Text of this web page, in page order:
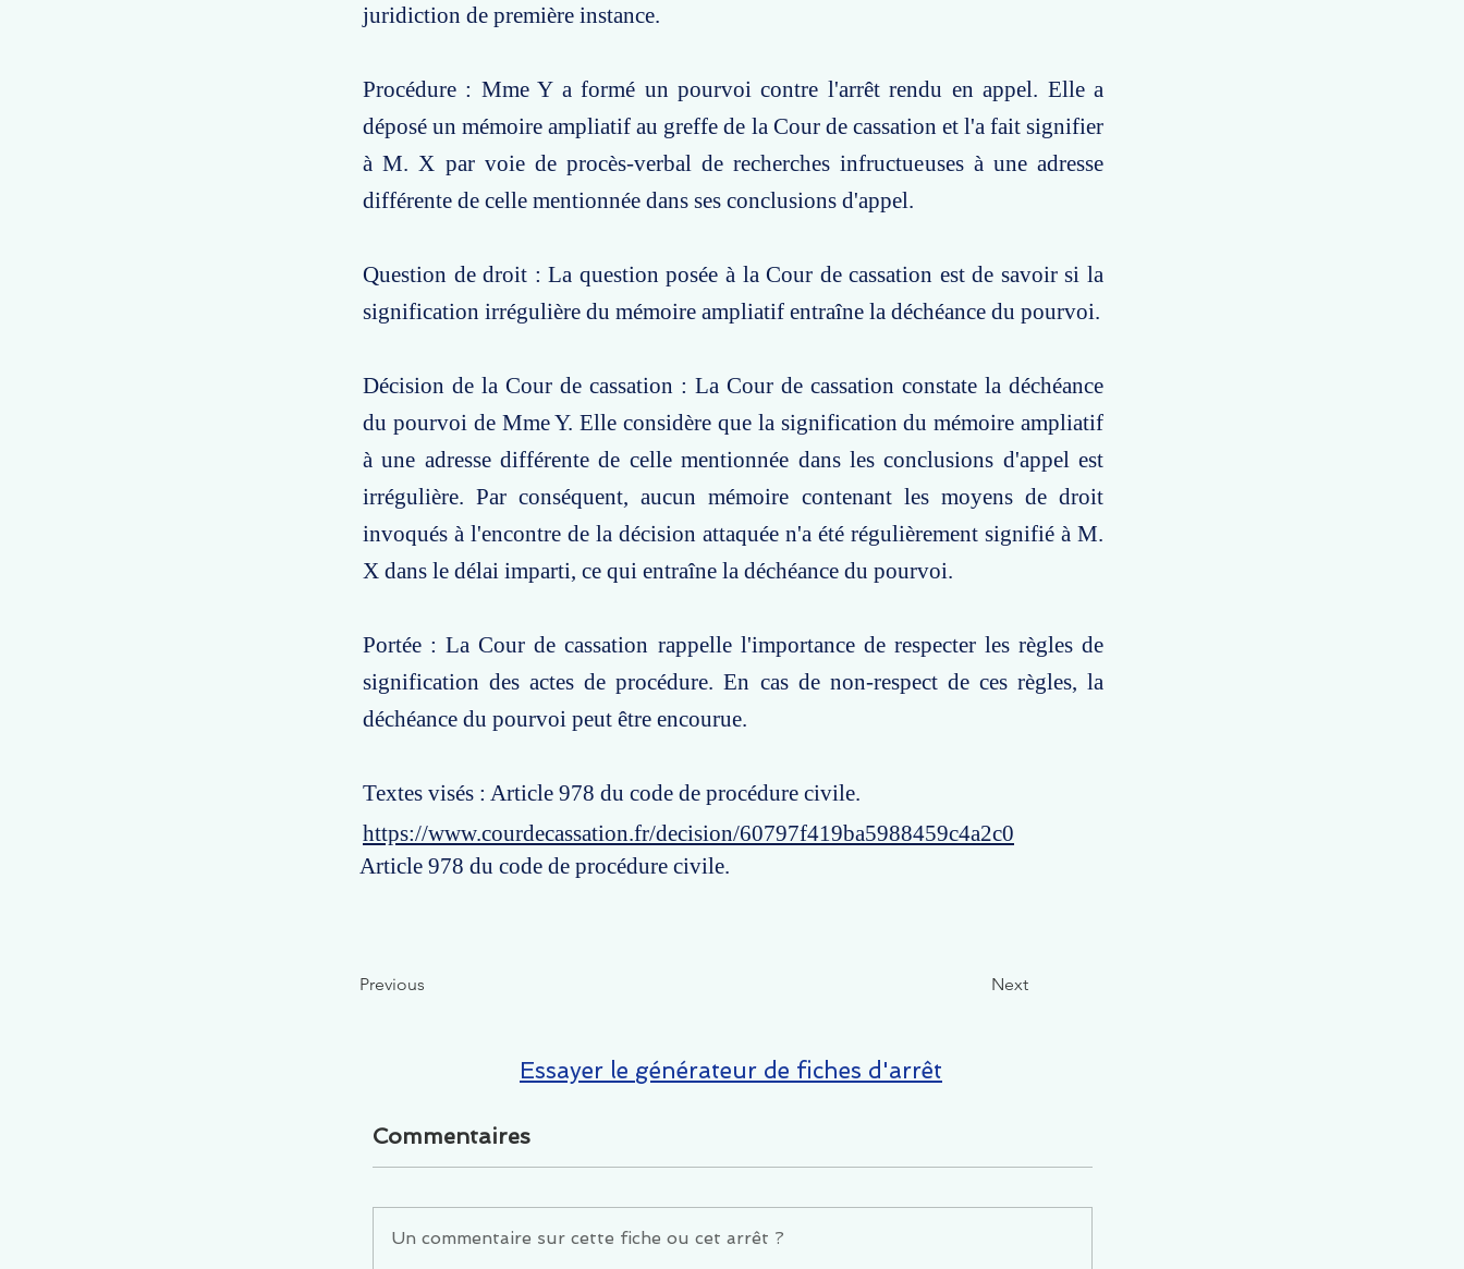
juridiction de première instance.
Procédure : Mme Y a formé un pourvoi contre l'arrêt rendu en appel. Elle a
déposé un mémoire ampliatif au greffe de la Cour de cassation et l'a fait signifier
à M. X par voie de procès-verbal de recherches infructueuses à une adresse
différente de celle mentionnée dans ses conclusions d'appel.
Question de droit : La question posée à la Cour de cassation est de savoir si la
signification irrégulière du mémoire ampliatif entraîne la déchéance du pourvoi.
Décision de la Cour de cassation : La Cour de cassation constate la déchéance
du pourvoi de Mme Y. Elle considère que la signification du mémoire ampliatif
à une adresse différente de celle mentionnée dans les conclusions d'appel est
irrégulière. Par conséquent, aucun mémoire contenant les moyens de droit
invoqués à l'encontre de la décision attaquée n'a été régulièrement signifié à M.
X dans le délai imparti, ce qui entraîne la déchéance du pourvoi.
Portée : La Cour de cassation rappelle l'importance de respecter les règles de
signification des actes de procédure. En cas de non-respect de ces règles, la
déchéance du pourvoi peut être encourue.
Textes visés : Article 978 du code de procédure civile.
https://www.courdecassation.fr/decision/60797f419ba5988459c4a2c0
Article 978 du code de procédure civile.
Previous Next
Essayer le générateur de fiches d'arrêt
Commentaires
Un commentaire sur cette fiche ou cet arrêt ?